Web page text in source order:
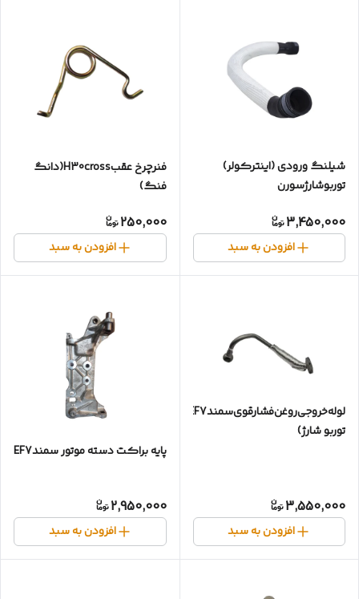
شیلنگ ورودی (اینترکولر)
توربوشارژسورن
3,450,000
افزودن به سبد
فنر‌چرخ عقب‌H30cross(دانگ
فنگ)
250,000
افزودن به سبد
توربو شارژ)
3,550,000
افزودن به سبد
پایه براکت دسته موتور سمندEF7
2,950,000
افزودن به سبد